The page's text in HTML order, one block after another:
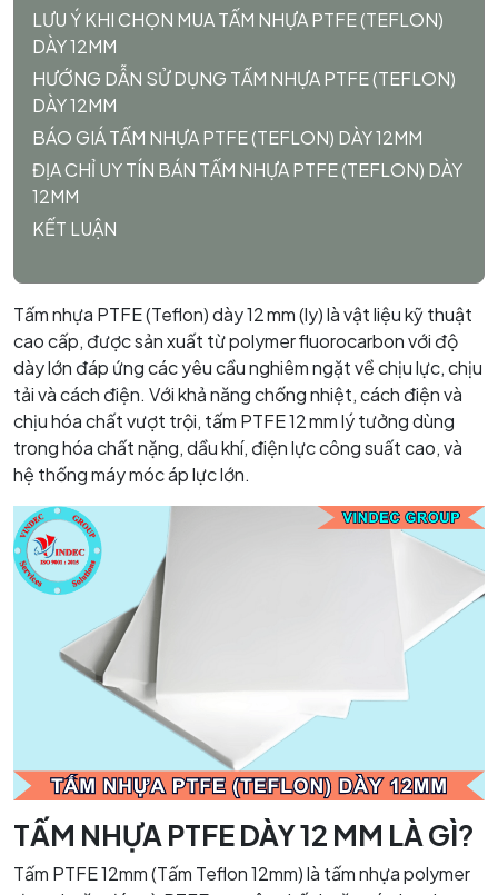
LƯU Ý KHI CHỌN MUA TẤM NHỰA PTFE (TEFLON)
DÀY 12MM
HƯỚNG DẪN SỬ DỤNG TẤM NHỰA PTFE (TEFLON)
DÀY 12MM
BÁO GIÁ TẤM NHỰA PTFE (TEFLON) DÀY 12MM
ĐỊA CHỈ UY TÍN BÁN TẤM NHỰA PTFE (TEFLON) DÀY
12MM
KẾT LUẬN
Tấm nhựa PTFE (Teflon) dày 12 mm (ly) là vật liệu kỹ thuật
cao cấp, được sản xuất từ polymer fluorocarbon với độ
dày lớn đáp ứng các yêu cầu nghiêm ngặt về chịu lực, chịu
tải và cách điện. Với khả năng chống nhiệt, cách điện và
chịu hóa chất vượt trội, tấm PTFE 12 mm lý tưởng dùng
trong hóa chất nặng, dầu khí, điện lực công suất cao, và
hệ thống máy móc áp lực lớn.
TẤM NHỰA PTFE DÀY 12 MM LÀ GÌ?
Tấm PTFE 12mm (Tấm Teflon 12mm) là tấm nhựa polymer